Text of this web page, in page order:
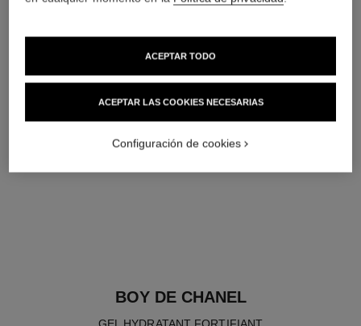
BOY DE CHANEL
GEL HYDRATANT FORTIFIANT
ACEPTAR LAS COOKIES NECESARIAS
ACEPTAR TODO
Configuración de cookies